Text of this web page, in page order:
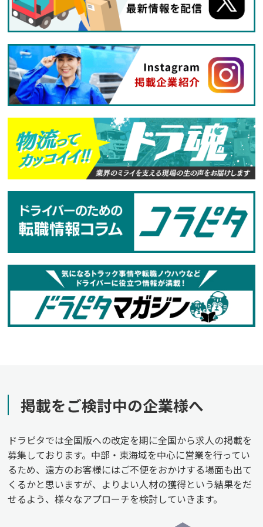
掲載をご検討中の企業様へ
ドラピタでは全国版への改定を期に全国から求人の掲載を
募集しております。中部・東海域を中心に営業を行ってい
るため、遠方のお客様にはご不便をおかけする場面も出て
くるかと思いますが、よりよい人材の獲得という結果をだ
せるよう、様々なアプローチを検討していきます。